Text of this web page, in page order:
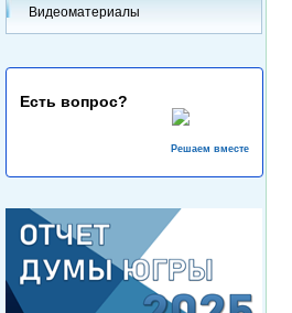
Видеоматериалы
Есть вопрос?
Решаем вместе